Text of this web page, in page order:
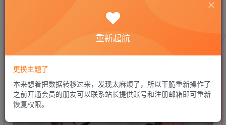
重新起航
更换主题了
本来想着把数据转移过来，发现太麻烦了，所以干脆重新操作了
之前开通会员的朋友可以联系站长提供账号和注册邮箱即可重新
恢复权限。